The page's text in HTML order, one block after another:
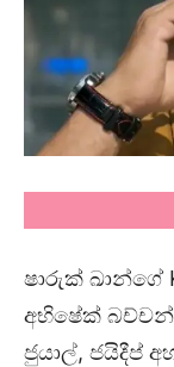
ෂාරුක් ඛාන්ගේ
අභිෂේක්
ජුයාල්, ජයිදීප්